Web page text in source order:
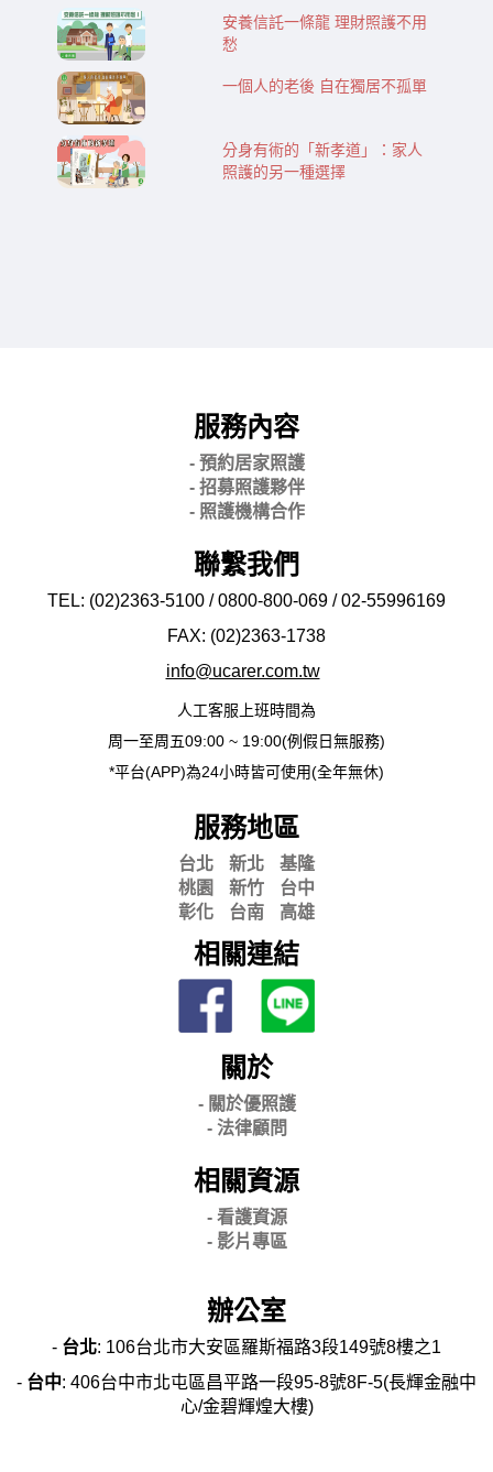
安養信託一條龍 理財照護不用
愁
一個人的老後 自在獨居不孤單
分身有術的「新孝道」：家人
照護的另一種選擇
服務內容
- 預約居家照護
- 招募照護夥伴
- 照護機構合作
聯繫我們
TEL: (02)2363-5100 / 0800-800-069 / 02-55996169
FAX: (02)2363-1738
info@ucarer.com.tw
人工客服上班時間為
周一至周五09:00 ~ 19:00(例假日無服務)
*平台(APP)為24小時皆可使用(全年無休)
服務地區
台北 新北
基隆
桃園
新竹
台中
彰化
台南 高雄
相關連結
關於
- 關於優照護
- 法律顧問
相關資源
- 看護資源
- 影片專區
辦公室
- 台北: 106台北市大安區羅斯福路3段149號8樓之1
- 台中: 406台中市北屯區昌平路一段95-8號8F-5(長輝金融中
心/金碧輝煌大樓)